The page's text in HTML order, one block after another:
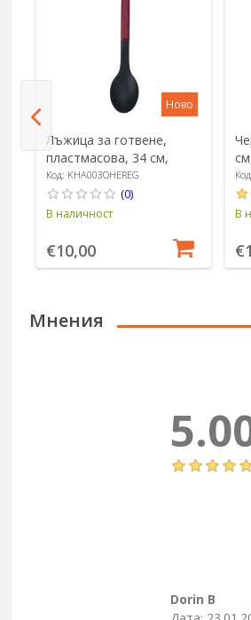
Ново
Лъжица за готвене,
пластмасова, 34 см,
"Classic", Empire Red -
KitchenAid
Код: KHA003OHEREG
(0)
В наличност
€10,00
В
Мнения
Dorin B